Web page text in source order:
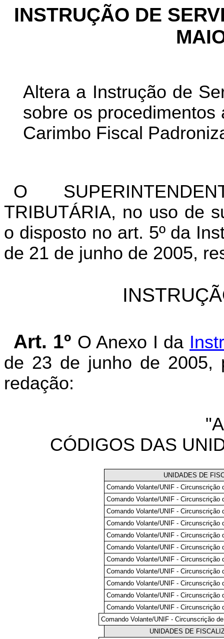
INSTRUÇÃO DE
Altera a Instrução de
sobre os
Carimbo Fiscal
O
TRIBUTÁRIA, no uso de
o disposto no art. 5º da
de 21 de junho de 2005,
Art. 1º O Anexo I da
de 23 de junho de 2005,
redação:
CÓDIGOS DAS
UNIDADES DE
Comando Volante/UNIF - Circunscrição
Comando Volante/UNIF - Circunscrição
Comando Volante/UNIF - Circunscrição
Comando Volante/UNIF - Circunscrição
Comando Volante/UNIF - Circunscrição
Comando Volante/UNIF - Circunscrição
Comando Volante/UNIF - Circunscrição
Comando Volante/UNIF - Circunscrição
Comando Volante/UNIF - Circunscrição
Comando Volante/UNIF - Circunscrição
Comando Volante/UNIF - Circunscrição
Comando Volante/UNIF - Circunscrição
UNIDADES DE